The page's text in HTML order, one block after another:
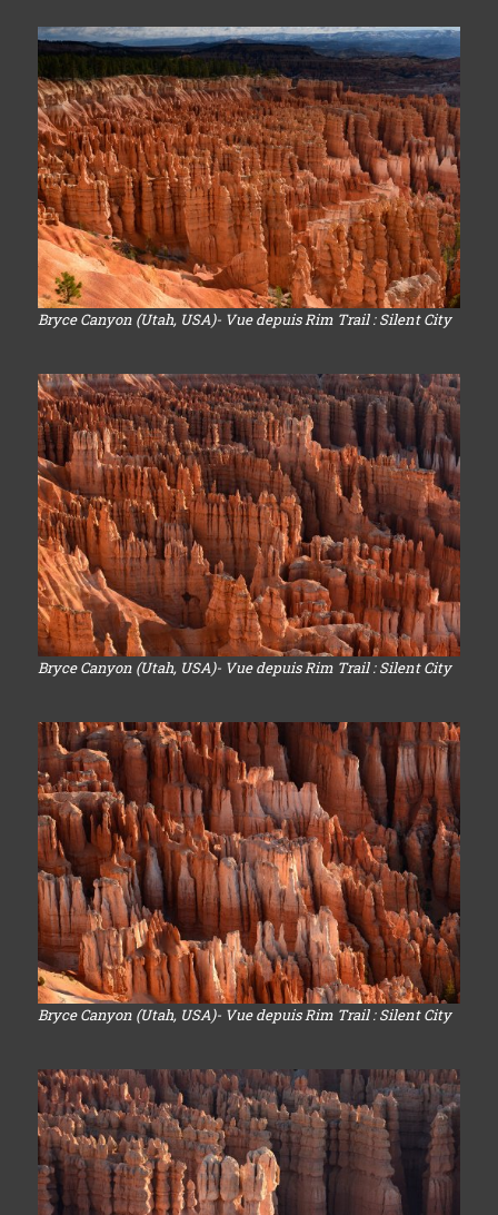
Bryce Canyon (Utah, USA)- Vue depuis Rim Trail : Silent City
Bryce Canyon (Utah, USA)- Vue depuis Rim Trail : Silent City
Bryce Canyon (Utah, USA)- Vue depuis Rim Trail : Silent City